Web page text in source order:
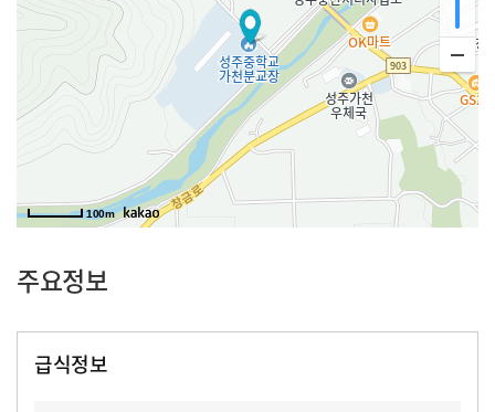
100m
주요정보
급식정보